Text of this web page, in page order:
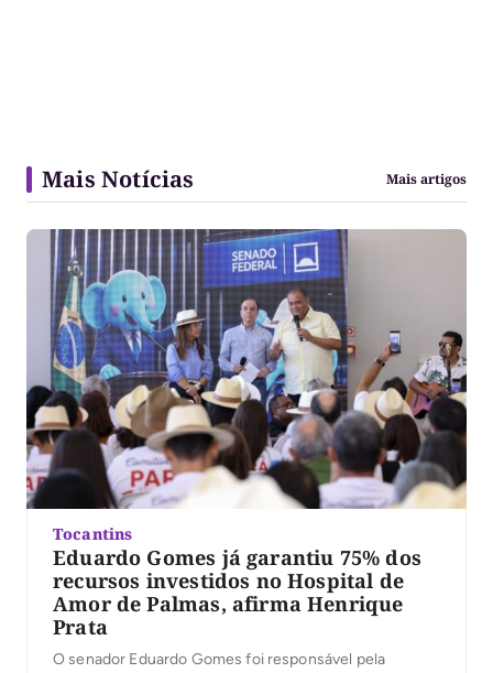
Mais Notícias Mais artigos
Tocantins
Eduardo Gomes já garantiu 75% dos
recursos investidos no Hospital de
Amor de Palmas, afirma Henrique
Prata
O senador Eduardo Gomes foi responsável pela